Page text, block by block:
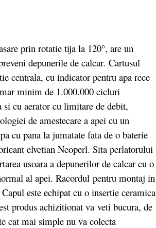
prin rotatie tija la 120°, are un
depunerile de calcar. Cartusul
centrala, cu indicator pentru apa rece
minim de 1.000.000 cicluri
si cu aerator cu limitare de debit,
de amestecare a apei cu un
cu pana la jumatate fata de o baterie
elvetian Neoperl. Sita perlatorului
usoara a depunerilor de calcar cu o
al apei. Racordul pentru montaj in
este echipat cu o insertie ceramica
produs achizitionat va veti bucura, de
cat mai simple nu va colecta